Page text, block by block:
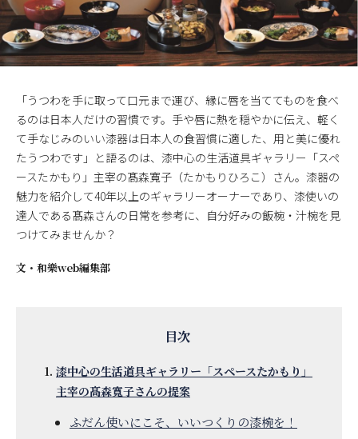
「うつわを手に取って口元まで運び、縁に唇を当ててものを食べ
るのは日本人だけの習慣です。手や唇に熱を穏やかに伝え、軽く
て手なじみのいい漆器は日本人の食習慣に適した、用と美に優れ
たうつわです」と語るのは、漆中心の生活道具ギャラリー「スペ
ースたかもり」主宰の髙森寬子（たかもりひろこ）さん。漆器の
魅力を紹介して40年以上のギャラリーオーナーであり、漆使いの
達人である髙森さんの日常を参考に、自分好みの飯椀・汁椀を見
つけてみませんか？
文・ 和樂web編集部
漆中心の生活道具ギャラリー「スペースたかもり」
主宰の髙森寬子さんの提案
ふだん使いにこそ、いいつくりの漆椀を！